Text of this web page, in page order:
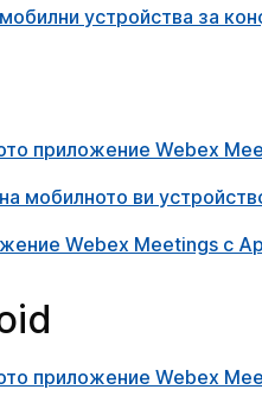
устройства за
приложение Webex
мобилното ви
Webex Meetings с
приложение Webex